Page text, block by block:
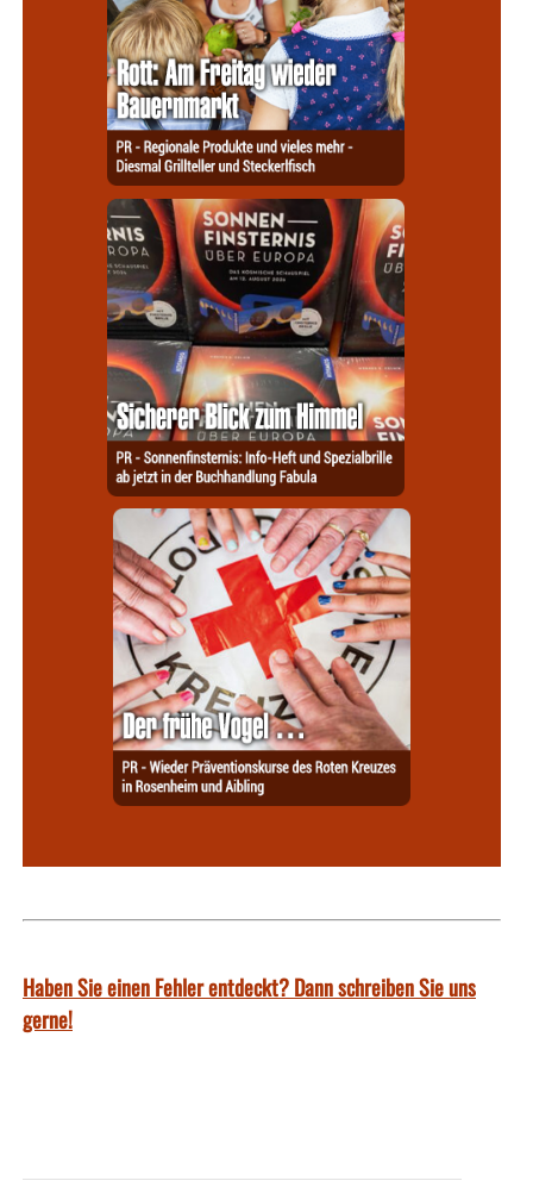
Haben Sie einen Fehler entdeckt? Dann schreiben Sie uns
gerne!